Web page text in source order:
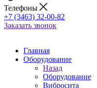
Телефоны
+7 (3463) 32-00-82
Заказать звонок
Главная
Оборудование
Назад
Оборудование
Вибросита